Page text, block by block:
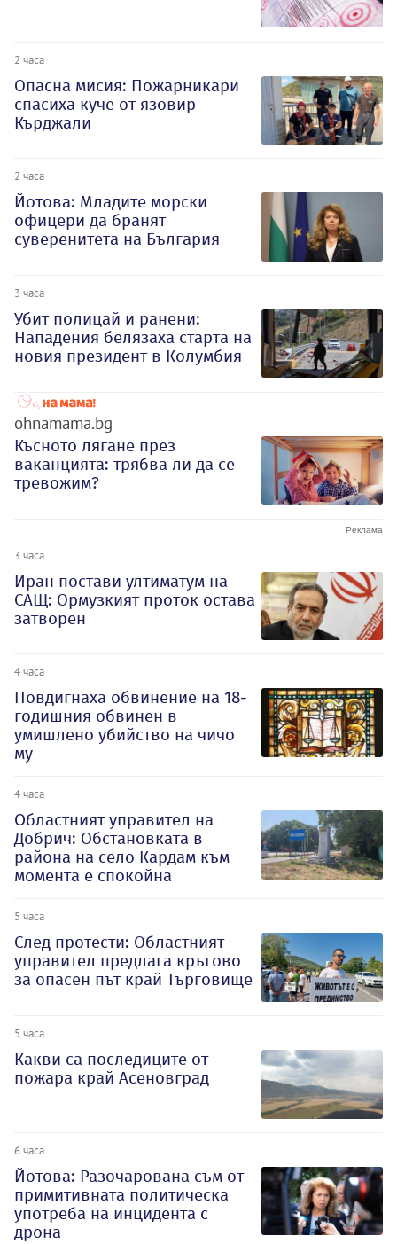
2 часа
Опасна мисия: Пожарникари
спасиха куче от язовир
Кърджали
2 часа
Йотова: Младите морски
офицери да бранят
суверенитета на България
3 часа
Убит полицай и ранени:
Нападения белязаха старта на
новия президент в Колумбия
ohnamama.bg
Късното лягане през
ваканцията: трябва ли да се
тревожим?
3 часа
Иран постави ултиматум на
САЩ: Ормузкият проток остава
затворен
4 часа
Повдигнаха обвинение на 18-
годишния обвинен в
умишлено убийство на чичо
му
4 часа
Oбластният управител на
Добрич: Обстановката в
района на село Кардам към
момента е спокойна
5 часа
След протести: Областният
управител предлага кръгово
за опасен път край Търговище
5 часа
Какви са последиците от
пожара край Асеновград
6 часа
Йотова: Разочарована съм от
примитивната политическа
употреба на инцидента с
дрона